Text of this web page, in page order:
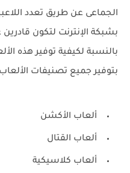
الجماعى عن طريق تعدد
بشبكة الإنترنت لتكون
بالنسبة لكيفية توفير هذه
بتوفير جميع تصنيفات
ألعاب الأكشن
ألعاب القتال
ألعاب كلاسيكية